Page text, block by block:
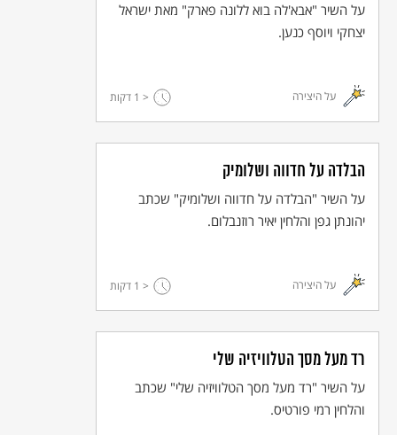
מאז שעזבת הרבה השתנה כאן
על השיר "אבא'לה בוא ללונה פארק" מאת ישראל
יצחקי ויוסף כנען.
על היצירה < 1 דקות
הבלדה על חדווה ושלומיק
על השיר "הבלדה על חדווה ושלומיק" שכתב
יהונתן גפן והלחין יאיר רוזנבלום.
על היצירה < 1 דקות
רד מעל מסך הטלוויזיה שלי
על השיר "רד מעל מסך הטלוויזיה שלי" שכתב
והלחין רמי פורטיס.